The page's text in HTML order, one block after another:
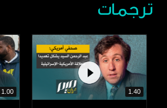
ترجمات
1.40
1.00